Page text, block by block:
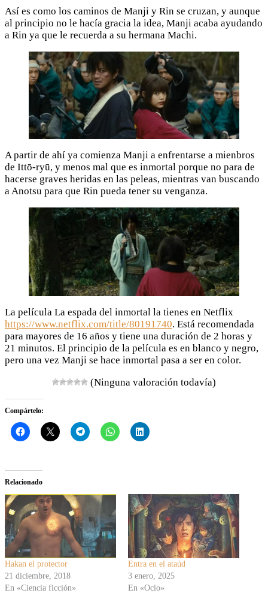
Así es como los caminos de Manji y Rin se cruzan, y aunque
al principio no le hacía gracia la idea, Manji acaba ayudando
a Rin ya que le recuerda a su hermana Machi.
A partir de ahí ya comienza Manji a enfrentarse a mienbros
de Ittō-ryū, y menos mal que es inmortal porque no para de
hacerse graves heridas en las peleas, mientras van buscando
a Anotsu para que Rin pueda tener su venganza.
La película La espada del inmortal la tienes en Netflix
https://www.netflix.com/title/80191740. Está recomendada
para mayores de 16 años y tiene una duración de 2 horas y
21 minutos. El principio de la película es en blanco y negro,
pero una vez Manji se hace inmortal pasa a ser en color.
(Ninguna valoración todavía)
Compártelo:
Relacionado
Hakan el protector
21 diciembre, 2018
En «Ciencia ficción»
Entra en el ataúd
3 enero, 2025
En «Ocio»